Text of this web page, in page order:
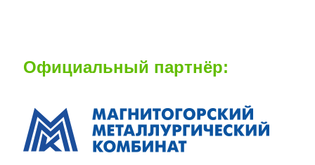
Официальный партнёр: